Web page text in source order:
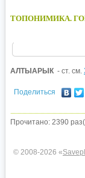
ТОПОНИМИКА.
АЛТЫАРЫК - ст. см.
Поделиться
Прочитано: 2390
© 2008-2026 «